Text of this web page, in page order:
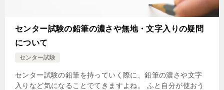
センター試験の鉛筆の濃さや無地・文字入りの疑問
について
センター試験
センター試験の鉛筆を持っていく際に、鉛筆の濃さや文字
入りなど気になることでてきますよね。 ふと自分が使おう